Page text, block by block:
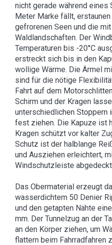
nicht gerade während eines
Meter Marke fällt,
gefrorenen Seen und die
Waldlandschaften. Der
Temperaturen bis -20°C
erstreckt sich bis in den
wollige Wärme. Die Ärmel
sind für die nötige
Fahrt auf dem
Schirm und der Kragen
unterschiedlichen Stoppern
fest ziehen. Die Kapuze ist
Kragen schützt vor kalter
Schutz ist der halblange
und Ausziehen erleichtert,
Windschutzleiste
Das Obermaterial erzeugt
wasserdichtem 50 Denier
und den getapten Nähte
mm. Der Tunnelzug an der
an den Körper ziehen, um
flattern beim Fahrradfahren